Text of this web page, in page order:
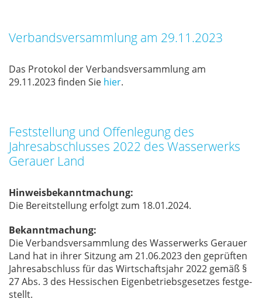
Verbandsversammlung am 29.11.2023
Das Pro­to­kol der Ver­bands­ver­samm­lung am
29.11.2023 fin­den Sie hier.
Feststellung und Offenlegung des
Jahresabschlusses 2022 des Wasserwerks
Gerauer Land
Hinweisbekanntmachung:
Die Be­reit­stel­lung er­folgt zum 18.01.2024.
Bekanntmachung:
Die Ver­bands­ver­samm­lung des Was­ser­werks Ge­r­au­er
Land hat in ih­rer Sit­zung am 21.06.2023 den ge­prüf­ten
Jah­res­ab­schluss für das Wirt­schafts­jahr 2022 ge­mäß §
27 Abs. 3 des Hes­si­schen Ei­gen­be­triebs­ge­set­zes fest­ge­
stellt.